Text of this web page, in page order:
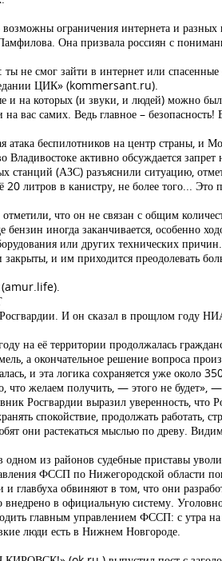
ограничения интернета и
Она призвала россиян с
не смог зайти в интернет или
ЦИК» (kommersant.ru).
и на которых (и звуки, и людей) можно
самих. Ведь главное –
беспилотников на центр страны, и
активно обсуждается
(АЗС) разъяснили ситуацию,
в канистру, не более того... Это
что он не связан с общим
иногда заканчивается, особенно
или других технических
и им приходится преодолевать
(amur.life).
И он сказал в прощлом году
на её территории продолжалась
а окончательное решение вопроса
и эта логика сохраняется уже около
желаем получить, — этого не будет»,
Росгвардии выразил уверенность, что
спокойствие, продолжать работать,
они растекаться мыслью по древу.
из районов судебные приставы
ФССП по Нижегородской области
главбуха обвиняют в том, что они
в официальную систему.
главным управлением ФССП: с утра
люди есть в Нижнем Новгороде.